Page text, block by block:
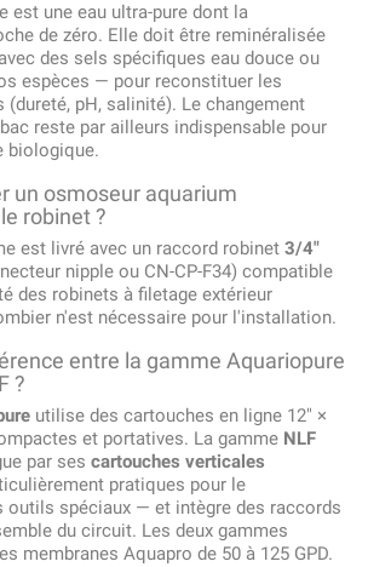
est une eau ultra-pure dont la
de zéro. Elle doit être reminéralisée
des sels spécifiques eau douce ou
espèces — pour reconstituer les
(dureté, pH, salinité). Le changement
reste par ailleurs indispensable pour
biologique.
un osmoseur aquarium
robinet ?
est livré avec un raccord robinet 3/4"
nipple ou CN-CP-F34) compatible
des robinets à filetage extérieur
n'est nécessaire pour l'installation.
entre la gamme Aquariopure
?
utilise des cartouches en ligne 12" ×
et portatives. La gamme NLF
par ses cartouches verticales
pratiques pour le
outils spéciaux — et intègre des raccords
du circuit. Les deux gammes
membranes Aquapro de 50 à 125 GPD.